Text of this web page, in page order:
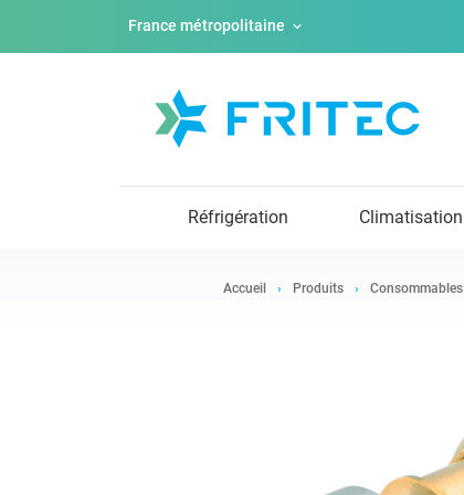
France métropolitaine
Réfrigération Climatisation
Accueil Produits Consommables